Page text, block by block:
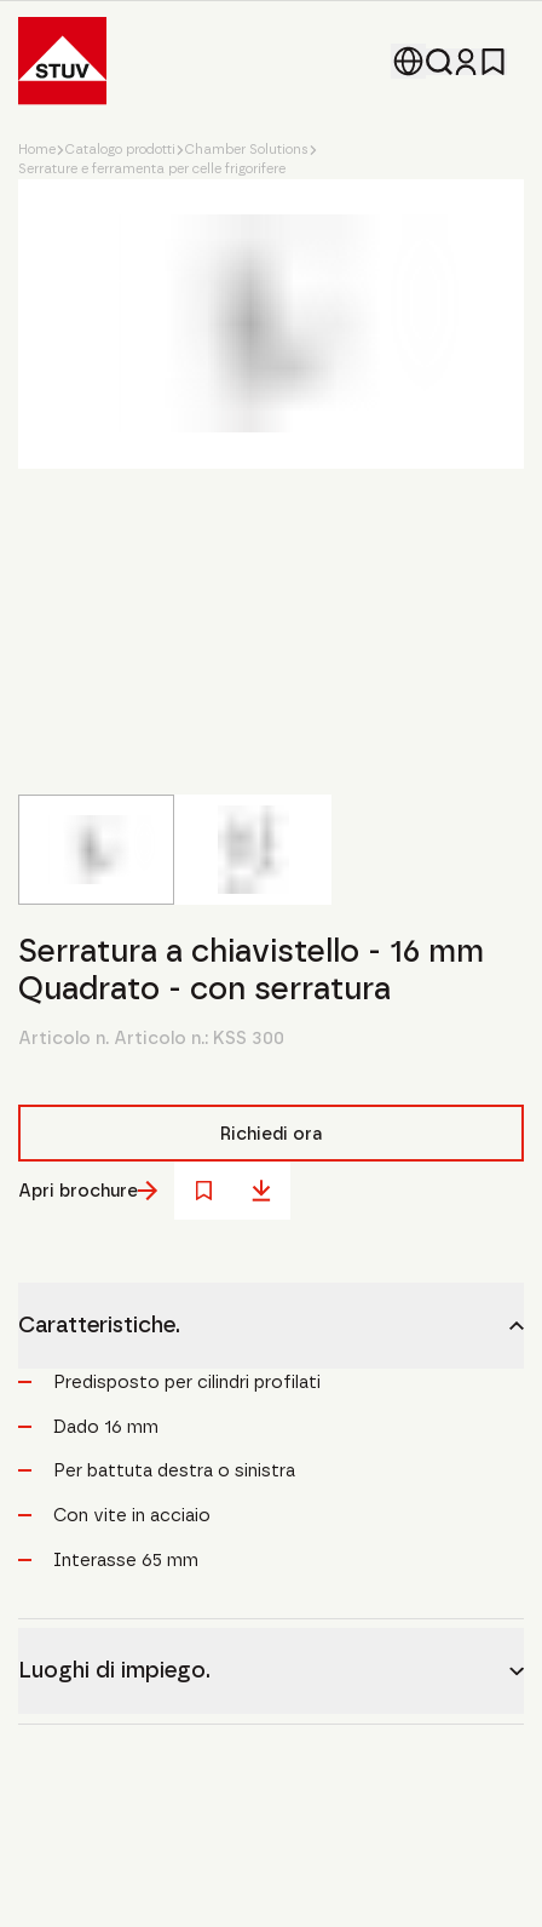
Go To the Homepage
Home Catalogo prodotti
Chamber Solutions
Serrature e ferramenta per celle frigorifere
Serratura a chiavistello - 16 mm
Quadrato - con serratura
Articolo n. Articolo n.: KSS 300
Richiedi ora
Apri brochure
Caratteristiche.
Predisposto per cilindri profilati
Dado 16 mm
Per battuta destra o sinistra
Con vite in acciaio
Interasse 65 mm
Luoghi di impiego.